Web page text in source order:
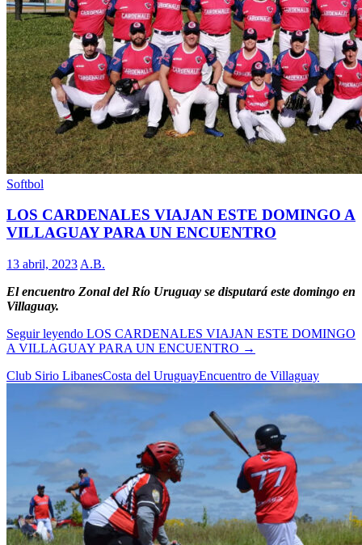
Softbol
LOS CARDENALES VIAJAN ESTE DOMINGO A
VILLAGUAY PARA UN ENCUENTRO
13 abril, 2023 A.B.
El encuentro Zonal del Río Uruguay se disputará este domingo en
Villaguay.
Seguir leyendo LOS CARDENALES VIAJAN ESTE DOMINGO
A VILLAGUAY PARA UN ENCUENTRO →
Club Sirio LibanesCosta del UruguayEncuentro de Villaguay